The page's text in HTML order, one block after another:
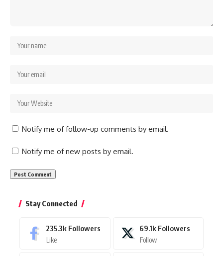
Notify me of follow-up comments by email.
Notify me of new posts by email.
Stay Connected
235.3k Followers
Like
69.1k Followers
Follow